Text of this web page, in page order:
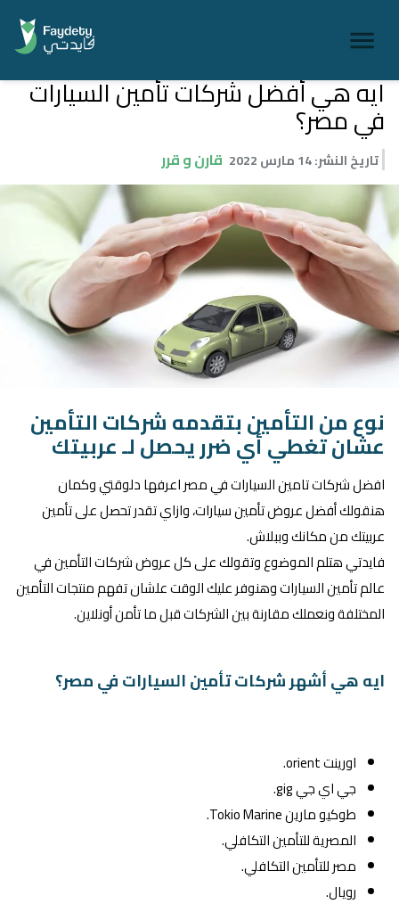
ايه هي أفضل شركات تأمين السيارات
في مصر؟
تاريخ النشر:14 مارس 2022 قارن و قرر
نوع من التأمين بتقدمه شركات التأمين
عشان تغطي أي ضرر يحصل لـ عربيتك
افضل شركات تامين السيارات في مصر اعرفها دلوقتي وكمان
هنقولك أفضل عروض تأمين سيارات، وازاي تقدر تحصل على تأمين
عربيتك من مكانك وببلاش.
فايدتي هتلم الموضوع وتقولك على كل عروض شركات التأمين في
عالم تأمين السيارات وهنوفر عليك الوقت علشان تفهم منتجات التأمين
المختلفة ونعملك مقارنة بين الشركات قبل ما تأمن أونلاين.
ايه هي أشهر شركات تأمين السيارات في مصر؟
اورينت orient.
جي اي جي gig.
طوكيو مارين Tokio Marine.
المصرية للتأمين التكافلي.
مصر للتأمين التكافلي.
رويال.